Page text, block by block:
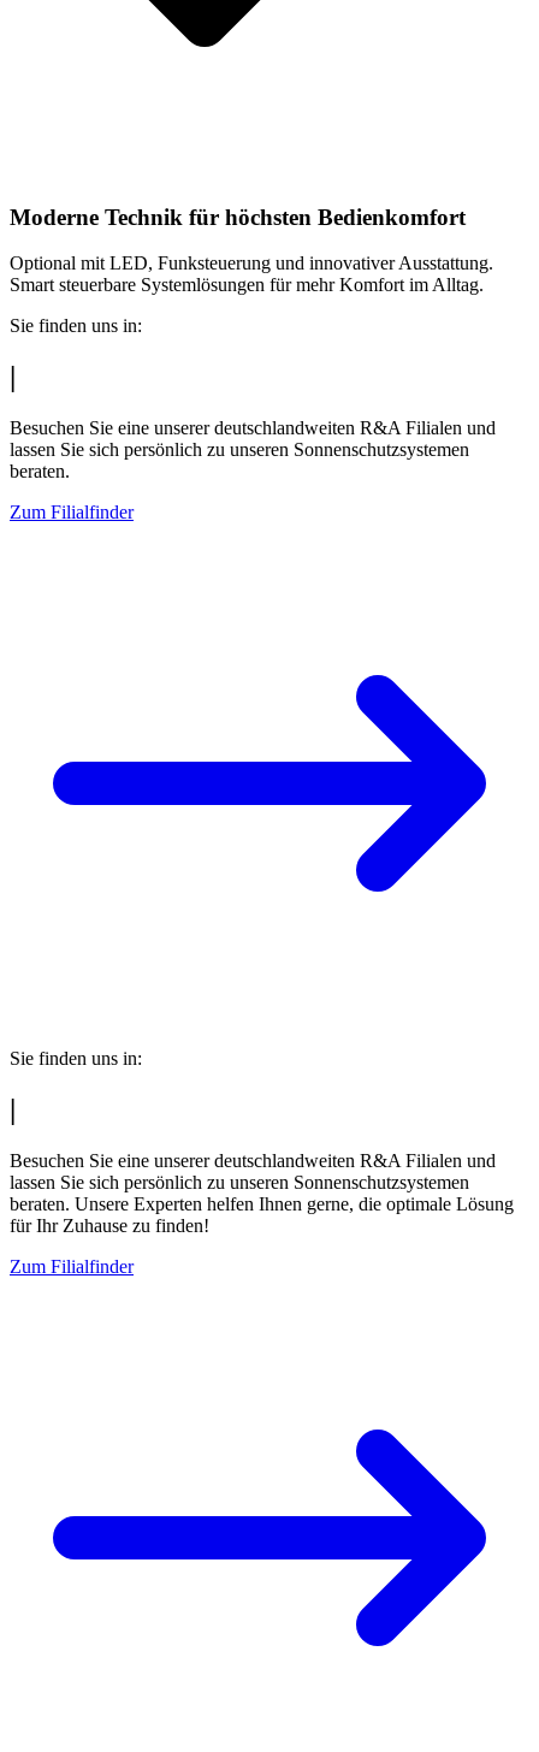
Moderne Technik für höchsten Bedienkomfort
Optional mit LED, Funksteuerung und innovativer Ausstattung.
Smart steuerbare Systemlösungen für mehr Komfort im Alltag.
Sie finden uns in:
Besuchen Sie eine unserer deutschlandweiten R&A Filialen und
lassen Sie sich persönlich zu unseren Sonnenschutzsystemen
beraten.
Zum Filialfinder
Sie finden uns in:
|
Besuchen Sie eine unserer deutschlandweiten R&A Filialen und
lassen Sie sich persönlich zu unseren Sonnenschutzsystemen
beraten. Unsere Experten helfen Ihnen gerne, die optimale Lösung
für Ihr Zuhause zu finden!
Zum Filialfinder